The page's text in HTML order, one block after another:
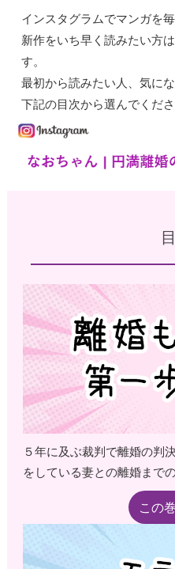
インスタグラムでマンガを
新作をいち早く読みたい方
す。
最初から読みたい人、気に
下記の目次から選んでくださ
５年に及ぶ裁判で離婚の判
をしている妻との離婚まで
この